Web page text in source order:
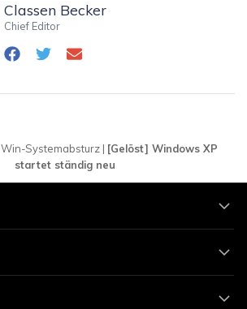
Classen Becker
Chief Editor
Win-Systemabsturz| [Gelöst] Windows XP
startet ständig neu